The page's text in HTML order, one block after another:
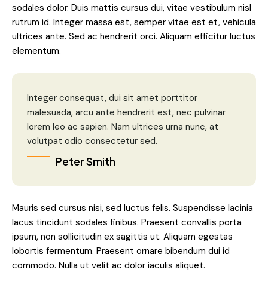
sodales dolor. Duis mattis cursus dui, vitae vestibulum nisl
rutrum id. Integer massa est, semper vitae est et, vehicula
ultrices ante. Sed ac hendrerit orci. Aliquam efficitur luctus
elementum.
Integer consequat, dui sit amet porttitor
malesuada, arcu ante hendrerit est, nec pulvinar
lorem leo ac sapien. Nam ultrices urna nunc, at
volutpat odio consectetur sed.
Peter Smith
Mauris sed cursus nisi, sed luctus felis. Suspendisse lacinia
lacus tincidunt sodales finibus. Praesent convallis porta
ipsum, non sollicitudin ex sagittis ut. Aliquam egestas
lobortis fermentum. Praesent ornare bibendum dui id
commodo. Nulla ut velit ac dolor iaculis aliquet.